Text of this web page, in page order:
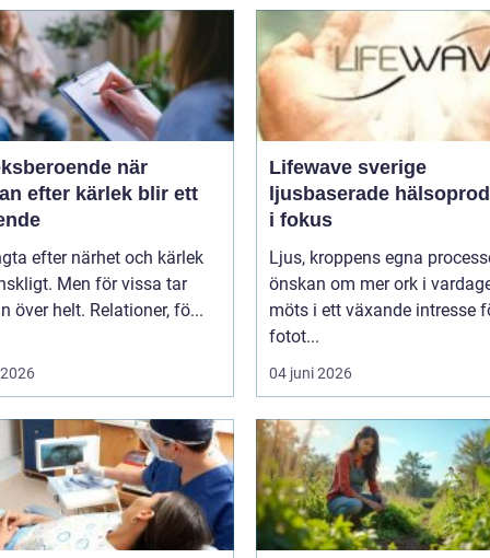
när
efter kärlek blir ett
efter närhet och kärlek
Men för vissa tar
över helt. Relationer, fö...
Lifewave sverige
ljusbaserade
i fokus
Ljus, kroppens egna
önskan om mer ork i
möts i ett växande intresse
fotot...
04 juni 2026